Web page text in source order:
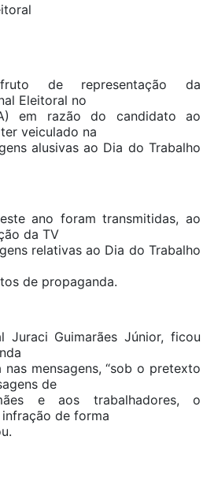
de representação da
Eleitoral no
em razão do candidato ao
veiculado na
alusivas ao Dia do Trabalho
ano foram transmitidas, ao
da TV
relativas ao Dia do Trabalho
de propaganda.
Juraci Guimarães Júnior, ficou
mensagens, “sob o pretexto
de
e aos trabalhadores, o
de forma